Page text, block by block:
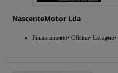
NascenteMotor Lda
Financiamento Oficina Lavagem